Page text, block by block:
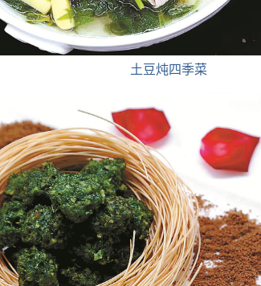
土豆炖四季菜